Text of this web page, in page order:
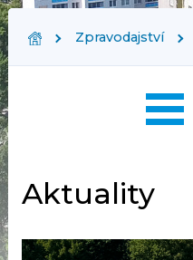
Zpravodajství
Aktuality